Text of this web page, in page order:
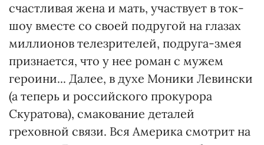
счастливая жена и мать, участвует в ток-
шоу вместе со своей подругой на глазах
миллионов телезрителей, подруга-змея
признается, что у нее роман с мужем
героини... Далее, в духе Моники Левински
(а теперь и российского прокурора
Скуратова), смакование деталей
греховной связи. Вся Америка смотрит на